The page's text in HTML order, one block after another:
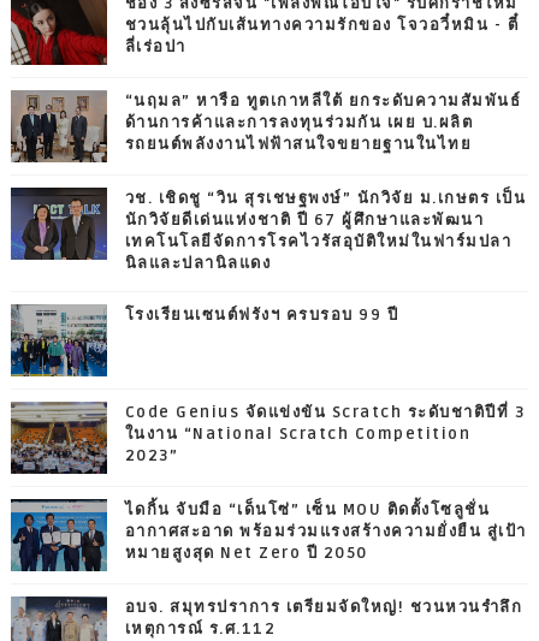
ช่อง 3 ส่งซีรีส์จีน "เพลงพิณโอบใจ" รับศักราชใหม่
ชวนลุ้นไปกับเส้นทางความรักของ โจวอวี๋หมิน - ตี๋
ลี่เร่อปา
“นฤมล” หารือ ทูตเกาหลีใต้ ยกระดับความสัมพันธ์
ด้านการค้าและการลงทุนร่วมกัน เผย บ.ผลิต
รถยนต์พลังงานไฟฟ้าสนใจขยายฐานในไทย
วช. เชิดชู “วิน สุรเชษฐพงษ์” นักวิจัย ม.เกษตร เป็น
นักวิจัยดีเด่นแห่งชาติ ปี 67 ผู้ศึกษาและพัฒนา
เทคโนโลยีจัดการโรคไวรัสอุบัติใหม่ในฟาร์มปลา
นิลและปลานิลแดง
โรงเรียนเซนต์ฟรังฯ ครบรอบ 99 ปี
Code Genius จัดแข่งขัน Scratch ระดับชาติปีที่ 3
ในงาน “National Scratch Competition
2023”
ไดกิ้น จับมือ “เด็นโซ่” เซ็น MOU ติดตั้งโซลูชั่น
อากาศสะอาด พร้อมร่วมแรงสร้างความยั่งยืน สู่เป้า
หมายสูงสุด Net Zero ปี 2050
อบจ. สมุทรปราการ เตรียมจัดใหญ่! ชวนหวนรำลึก
เหตุการณ์ ร.ศ.112